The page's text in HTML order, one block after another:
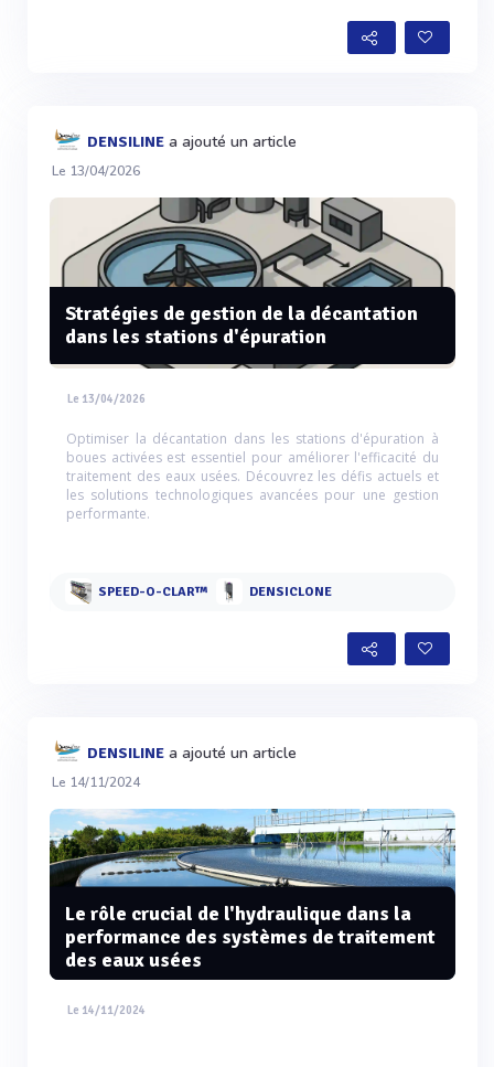
DENSILINE a ajouté un article
Le 13/04/2026
Stratégies de gestion de la décantation
dans les stations d'épuration
Le 13/04/2026
Optimiser la décantation dans les stations d'épuration à
boues activées est essentiel pour améliorer l'efficacité du
traitement des eaux usées. Découvrez les défis actuels et
les solutions technologiques avancées pour une gestion
performante.
SPEED-O-CLAR™ DENSICLONE
DENSILINE a ajouté un article
Le 14/11/2024
Le rôle crucial de l'hydraulique dans la
performance des systèmes de traitement
des eaux usées
Le 14/11/2024